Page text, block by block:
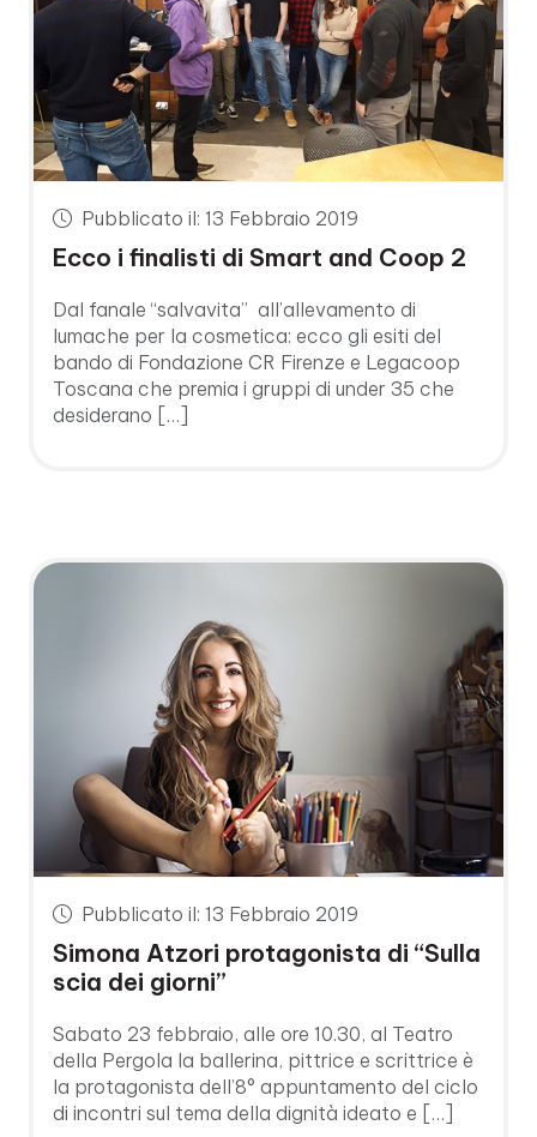
Pubblicato il: 13 Febbraio 2019
Ecco i finalisti di Smart and Coop 2
Dal fanale “salvavita” all’allevamento di
lumache per la cosmetica: ecco gli esiti del
bando di Fondazione CR Firenze e Legacoop
Toscana che premia i gruppi di under 35 che
desiderano […]
Pubblicato il: 13 Febbraio 2019
Simona Atzori protagonista di “Sulla
scia dei giorni”
Sabato 23 febbraio, alle ore 10.30, al Teatro
della Pergola la ballerina, pittrice e scrittrice è
la protagonista dell’8° appuntamento del ciclo
di incontri sul tema della dignità ideato e […]